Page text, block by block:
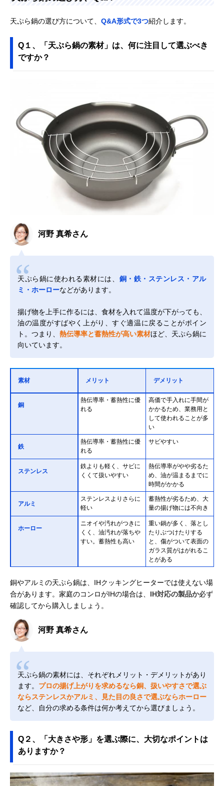
天ぷら鍋の選び方について、 Q&A形式で3つ紹介します。
Q１、「天ぷら鍋の素材」は、何に注目して選ぶべき
ですか？
河野 真希さん
天ぷら鍋に使われる素材には、 銅・鉄・ステンレス・アル
ミ・ホーローなどがあります。
揚げ物を上手に作るには、食材を入れて温度が下がっても、
油の温度がすばやく上がり、すぐ適温に戻ることがポイン
ト。つまり、 熱伝導率と蓄熱性が高い素材ほど、天ぷら鍋に
向いています。
素材 メリット デメリット
銅
熱伝導率・蓄熱性に優
れる
高価で手入れに手間が
かかるため、業務用と
して使われることが多
い
鉄
熱伝導率・蓄熱性に優
れる
サビやすい
ステンレス
鉄よりも軽く、サビに
くくて扱いやすい
熱伝導率がやや劣るた
め、油が温まるまでに
時間がかかる
アルミ
ステンレスよりさらに
軽い
蓄熱性が劣るため、大
量の揚げ物には不向き
ホーロー
ニオイや汚れがつきに
くく、油汚れが落ちや
すい。蓄熱性も高い
重い鍋が多く、落とし
たりぶつけたりする
と、傷がついて表面の
ガラス質がはがれるこ
とがある
銅やアルミの天ぷら鍋は、IHクッキングヒーターでは使えない場
合があります。家庭のコンロがIHの場合は、 IH対応の製品か必ず
確認してから購入しましょう。
河野 真希さん
天ぷら鍋の素材には、それぞれメリット・デメリットがあり
ます。 プロの揚げ上がりを求めるなら銅、扱いやすさで選ぶ
ならステンレスかアルミ、見た目の良さで選ぶならホーロー
など、自分の求める条件は何か考えてから選びましょう。
Q２、「大きさや形」を選ぶ際に、大切なポイントは
ありますか？